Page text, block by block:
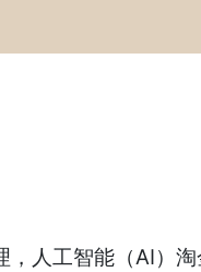
人工智能（AI）